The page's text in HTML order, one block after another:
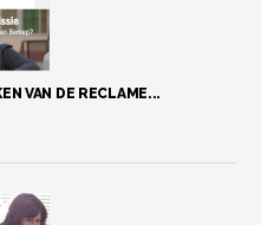
VAN DE RECLAME...